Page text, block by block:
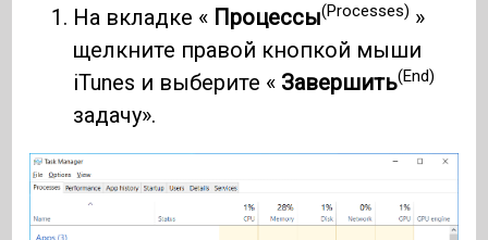
На вкладке « Процессы(Processes) »
щелкните правой кнопкой мыши
iTunes и выберите « Завершить(End)
задачу».